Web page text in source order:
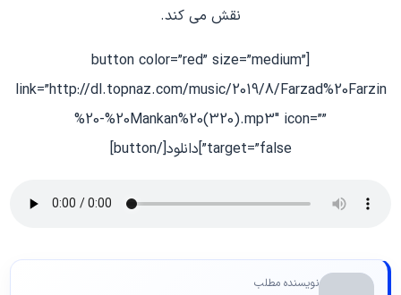
نقش می کند.
[button color=”red” size=”medium”
link=”http://dl.topnaz.com/music/2019/8/Farzad%20Farzin
%20-%20Mankan%20(320).mp3″ icon=””
target=”false”]دانلود[/button]
نویسنده مطلب